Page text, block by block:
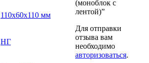
110х60х110 мм
НГ
(моноблок с
лентой)”
Для отправки
отзыва вам
необходимо
авторизоваться.